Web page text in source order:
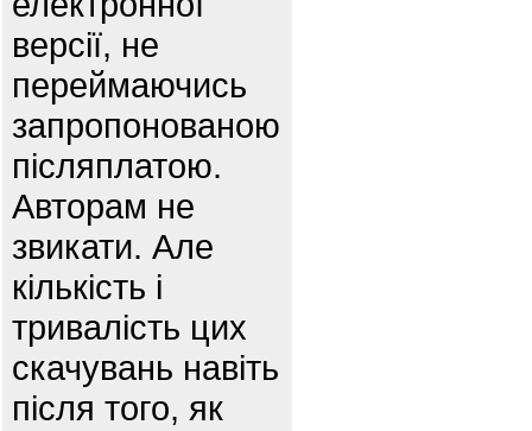
версії, не
переймаючись
запропонованою
післяплатою.
Авторам не
звикати. Але
кількість і
тривалість цих
скачувань навіть
після того, як